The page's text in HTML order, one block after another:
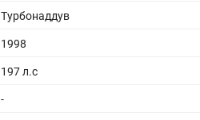
Турбонаддув
1998
197 л.с
-